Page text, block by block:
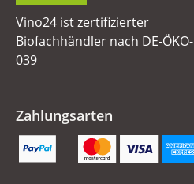
Vino24 ist zertifizierter
Biofachhändler nach DE-ÖKO-
039
Zahlungsarten